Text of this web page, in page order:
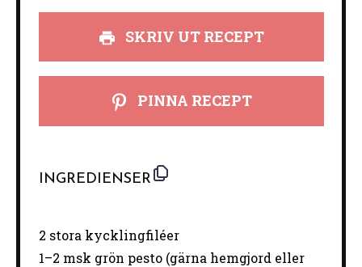
SKRIV UT RECEPT
PINNA RECEPT
INGREDIENSER
2 stora kycklingfiléer
1–2 msk grön pesto (gärna hemgjord eller